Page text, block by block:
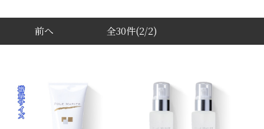
前へ 全30件(2/2)